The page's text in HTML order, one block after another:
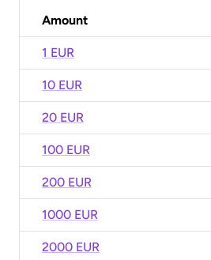
Amount
1 EUR
10 EUR
20 EUR
100 EUR
200 EUR
1000 EUR
2000 EUR